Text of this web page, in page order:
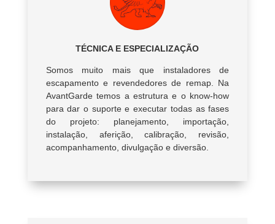
TÉCNICA E ESPECIALIZAÇÃO
Somos muito mais que instaladores de
escapamento e revendedores de remap. Na
AvantGarde temos a estrutura e o know-how
para dar o suporte e executar todas as fases
do projeto: planejamento, importação,
instalação, aferição, calibração, revisão,
acompanhamento, divulgação e diversão.